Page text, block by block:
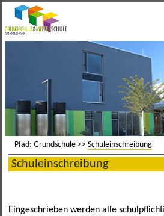
Unsere Schule
Schulleitung
Haustechnik
Jugendsozialarbeit
Schulleben
Regelklassen
Ganztagesklassen
Grundschule
Schuleinschreibung
Mittelschule
Pfad: Grundschule >>Schuleinschreibung
Schuleinschreibung
Eingeschrieben werden alle